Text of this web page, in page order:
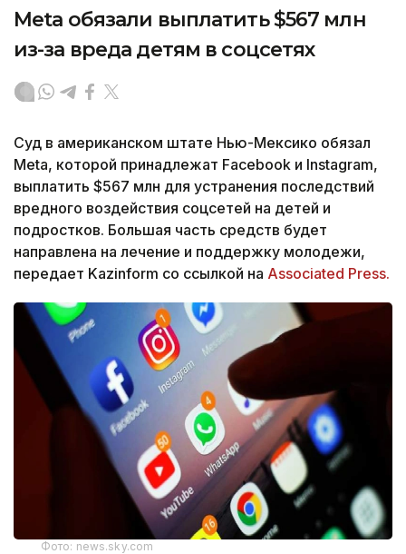
Meta обязали выплатить $567 млн
из-за вреда детям в соцсетях
Суд в американском штате Нью-Мексико обязал
Meta, которой принадлежат Facebook и Instagram,
выплатить $567 млн для устранения последствий
вредного воздействия соцсетей на детей и
подростков. Большая часть средств будет
направлена на лечение и поддержку молодежи,
передает Kazinform со ссылкой на Associated Press.
Фото: news.sky.com